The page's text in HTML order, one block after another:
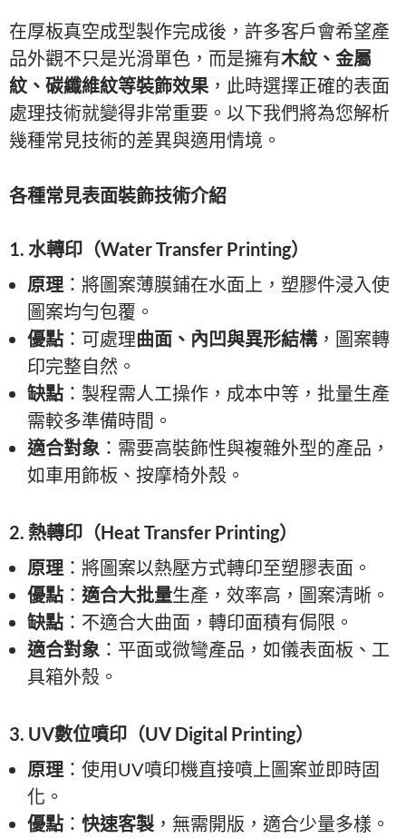
在厚板真空成型製作完成後，許多客戶會希望產
品外觀不只是光滑單色，而是擁有木紋、金屬
紋、碳纖維紋等裝飾效果 ，此時選擇正確的表面
處理技術就變得非常重要。以下我們將為您解析
幾種常見技術的差異與適用情境。
各種常見表面裝飾技術介紹
1. 水轉印（Water Transfer Printing）
原理 ：將圖案薄膜鋪在水面上，塑膠件浸入使
圖案均勻包覆。
優點 ：可處理曲面、內凹與異形結構，圖案轉
印完整自然。
缺點 ：製程需人工操作，成本中等，批量生產
需較多準備時間。
適合對象 ：需要高裝飾性與複雜外型的產品，
如車用飾板、按摩椅外殼。
2. 熱轉印（Heat Transfer Printing）
原理 ：將圖案以熱壓方式轉印至塑膠表面。
優點 ： 適合大批量生產，效率高，圖案清晰。
缺點 ：不適合大曲面，轉印面積有侷限。
適合對象 ：平面或微彎產品，如儀表面板、工
具箱外殼。
3. UV數位噴印（UV Digital Printing）
原理 ：使用UV噴印機直接噴上圖案並即時固
化。
優點 ： 快速客製 ，無需開版，適合少量多樣。